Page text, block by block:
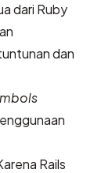
dari Ruby
dan
Rails